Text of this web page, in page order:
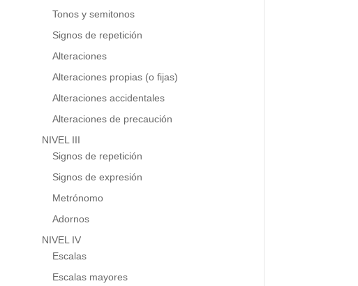
Tonos y semitonos
Signos de repetición
Alteraciones
Alteraciones propias (o fijas)
Alteraciones accidentales
Alteraciones de precaución
NIVEL III
Signos de repetición
Signos de expresión
Metrónomo
Adornos
NIVEL IV
Escalas
Escalas mayores